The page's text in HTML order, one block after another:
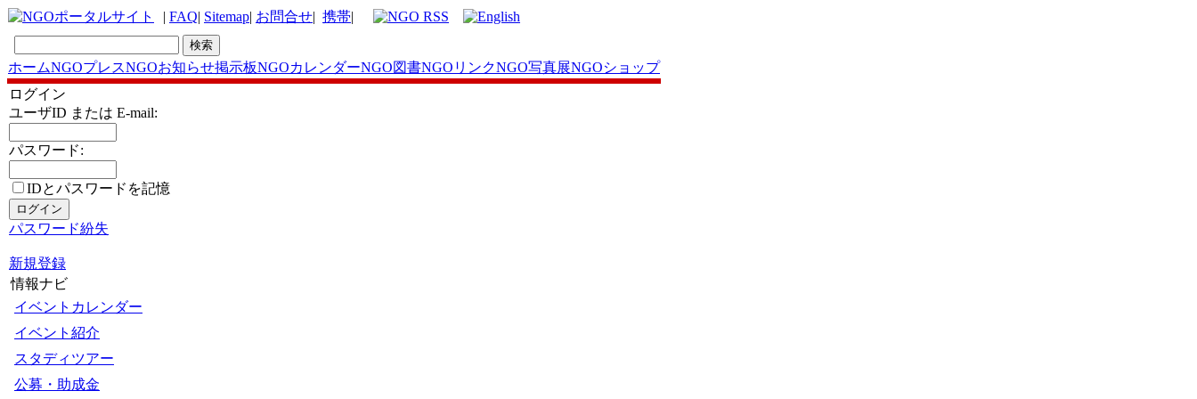
| FAQ| Sitemap| お問合せ| 携帯|
ホームNGOプレスNGOお知らせ掲示板NGOカレンダーNGO図書NGOリンクNGO写真展NGOショップ
ログイン
ユーザID または E-mail:
パスワード:
IDとパスワードを記憶
パスワード紛失
新規登録
情報ナビ
イベントカレンダー
イベント紹介
スタディツアー
公募・助成金